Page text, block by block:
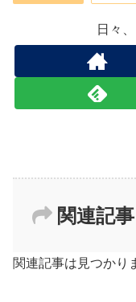
日々
関連記事
関連記事は見つかり